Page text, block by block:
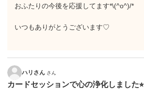
おふたりの今後を応援してます*\(^o^)/*
いつもありがとうございます♡
ハリさん さん
カードセッションで心の浄化しました⭐︎